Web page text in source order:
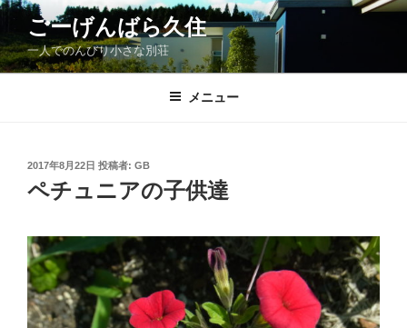
コ
テ
ン
ごーげんばら久住
一人でのんびり小さな別荘
メニュー
投
日:
2017年8月22日 投稿者: GB
ペチュニアの子供達